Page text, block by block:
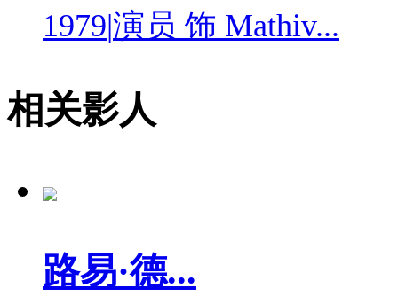
1979|演员 饰 Mathiv...
相关影人
路易·德...